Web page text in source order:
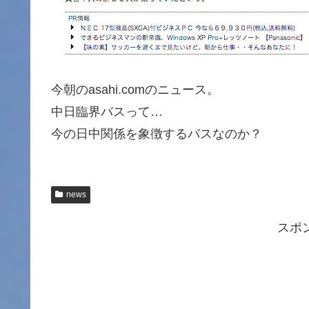
今朝のasahi.comのニュース。
中日臨界バスって…
今の日中関係を象徴するバスなのか？
news
スポ